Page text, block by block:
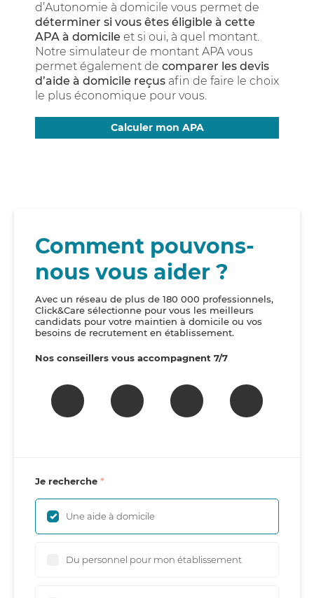
d’Autonomie à domicile vous permet de
déterminer si vous êtes éligible à cette
APA à domicile et si oui, à quel montant.
Notre simulateur de montant APA vous
permet également de comparer les devis
d’aide à domicile reçus afin de faire le choix
le plus économique pour vous.
Calculer mon APA
Comment pouvons-
nous vous aider ?
Avec un réseau de plus de 180 000 professionnels,
Click&Care sélectionne pour vous les meilleurs
candidats pour votre maintien à domicile ou vos
besoins de recrutement en établissement.
Nos conseillers vous accompagnent 7/7
Je recherche
Une aide à domicile
Du personnel pour mon établissement